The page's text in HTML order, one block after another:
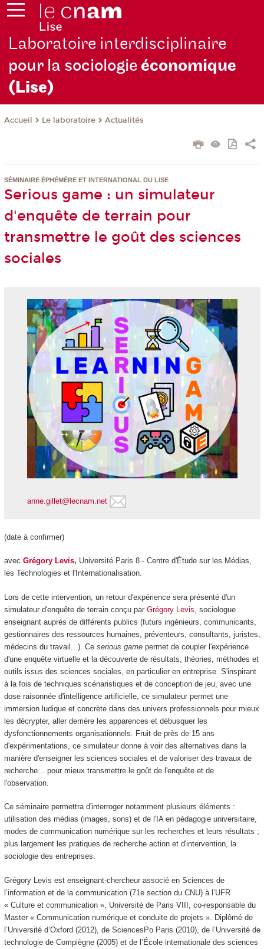
Laboratoire interdisciplinaire
pour la sociologieéconomique
(Lise)
Accueil Le laboratoire Actualités
SÉMINAIRE ÉPHÉMÈRE ET INTERNATIONAL DU LISE
Serious game : un simulateur
d'enquête de terrain pour
transmettre le goût des sciences
sociales
anne.gillet@lecnam.net
(date à confirmer)
avec Grégory Levis, Université Paris 8 - Centre d'Étude sur les Médias,
les Technologies et l'Internationalisation.
Lors de cette intervention, un retour d'expérience sera présenté d'un
simulateur d'enquête de terrain conçu par Grégory Levis , sociologue
enseignant auprès de différents publics (futurs ingénieurs, communicants,
gestionnaires des ressources humaines, préventeurs, consultants, juristes,
médecins du travail...). Ce serious game permet de coupler l'expérience
d'une enquête virtuelle et la découverte de résultats, théories, méthodes et
outils issus des sciences sociales, en particulier en entreprise. S'inspirant
à la fois de techniques scénaristiques et de conception de jeu, avec une
dose raisonnée d'intelligence artificielle, ce simulateur permet une
immersion ludique et concrète dans des univers professionnels pour mieux
les décrypter, aller derrière les apparences et débusquer les
dysfonctionnements organisationnels. Fruit de près de 15 ans
d'expérimentations, ce simulateur donne à voir des alternatives dans la
manière d'enseigner les sciences sociales et de valoriser des travaux de
recherche... pour mieux transmettre le goût de l'enquête et de
l'observation.
Ce séminaire permettra d'interroger notamment plusieurs éléments :
utilisation des médias (images, sons) et de l'IA en pédagogie universitaire,
modes de communication numérique sur les recherches et leurs résultats ;
plus largement les pratiques de recherche action et d'intervention, la
sociologie des entreprises.
Grégory Levis est enseignant-chercheur associé en Sciences de
l’information et de la communication (71e section du CNU) à l’UFR
« Culture et communication », Université de Paris VIII, co-responsable du
Master « Communication numérique et conduite de projets ». Diplômé de
l’Université d’Oxford (2012), de SciencesPo Paris (2010), de l’Université de
technologie de Compiègne (2005) et de l’École internationale des sciences